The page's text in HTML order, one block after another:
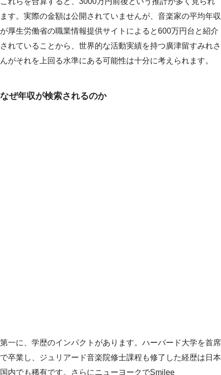
ます。実際の金額は公開されていませんが、音楽家の平均年収
が厚生労働省の職業情報提供サイトによると600万円台と紹介
されていることから、世界的な活動実績を持つ廣津留すみれさ
んがそれを上回る水準にある可能性は十分に考えられます。
なぜ年収が検索されるのか
第一に、学歴のインパクトがあります。ハーバード大学を首席
で卒業し、ジュリアード音楽院修士課程も修了した経歴は日本
国内でも稀有です。さらにニューヨークでSmilee